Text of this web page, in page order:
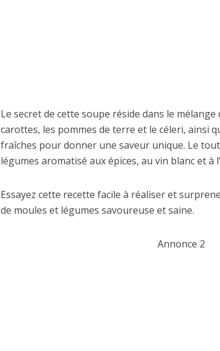
Le secret de cette soupe réside dans le
carottes, les pommes de terre et le céleri, ainsi
fraîches pour donner une saveur unique. Le
légumes aromatisé aux épices, au vin blanc et à
Essayez cette recette facile à réaliser et
de moules et légumes savoureuse et saine.
Annonce 2